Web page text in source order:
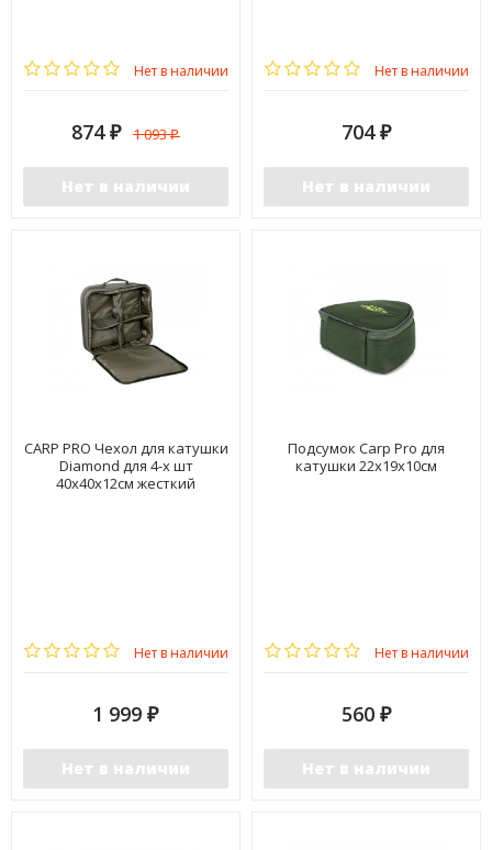
Нет в наличии
874 ₽ 1 093₽
Нет в наличии
Нет в наличии
704 ₽
Нет в наличии
CARP PRO Чехол для катушки
Diamond для 4-х шт
40x40x12см жесткий
Нет в наличии
1 999 ₽
Нет в наличии
Подсумок Carp Pro для
катушки 22х19х10см
Нет в наличии
560 ₽
Нет в наличии